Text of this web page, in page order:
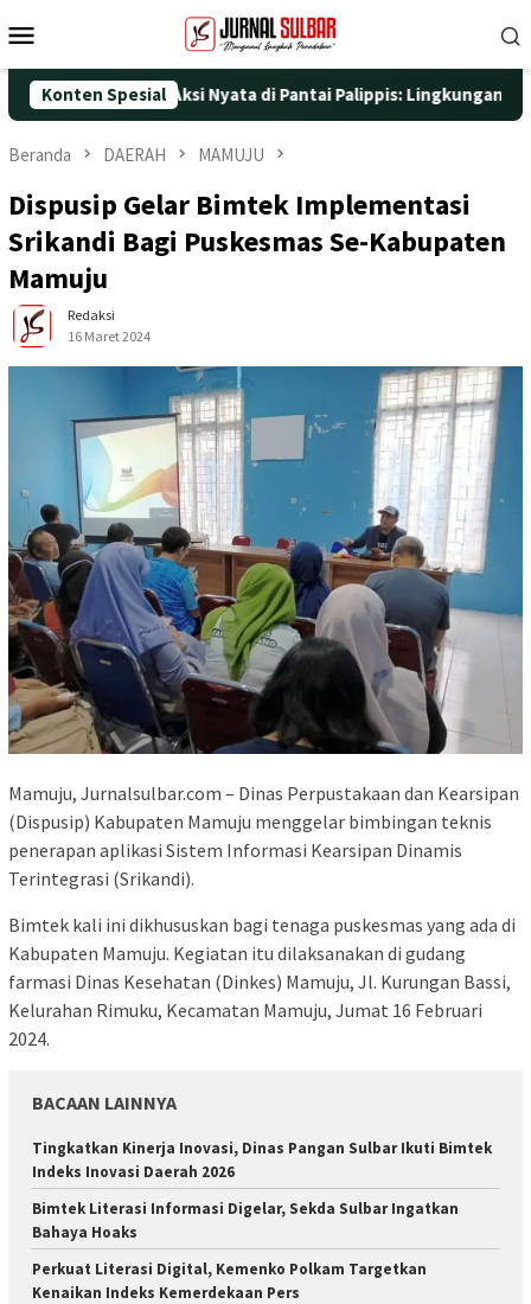
ke
Mobile
Konten Spesial
dengan Aksi Nyata di Pantai Palippis: Lingkungan dan
Beranda DAERAH MAMUJU
Dispusip Gelar Bimtek Implementasi
Srikandi Bagi Puskesmas Se-Kabupaten
Mamuju
Redaksi
16 Maret 2024
Mamuju, Jurnalsulbar.com – Dinas Perpustakaan dan Kearsipan
(Dispusip) Kabupaten Mamuju menggelar bimbingan teknis
penerapan aplikasi Sistem Informasi Kearsipan Dinamis
Terintegrasi (Srikandi).
Bimtek kali ini dikhususkan bagi tenaga puskesmas yang ada di
Kabupaten Mamuju. Kegiatan itu dilaksanakan di gudang
farmasi Dinas Kesehatan (Dinkes) Mamuju, Jl. Kurungan Bassi,
Kelurahan Rimuku, Kecamatan Mamuju, Jumat 16 Februari
2024.
BACAAN LAINNYA
Tingkatkan Kinerja Inovasi, Dinas Pangan Sulbar Ikuti Bimtek
Indeks Inovasi Daerah 2026
Bimtek Literasi Informasi Digelar, Sekda Sulbar Ingatkan
Bahaya Hoaks
Perkuat Literasi Digital, Kemenko Polkam Targetkan
Kenaikan Indeks Kemerdekaan Pers